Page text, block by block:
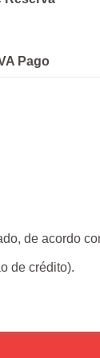
Pago
de acordo
de crédito).